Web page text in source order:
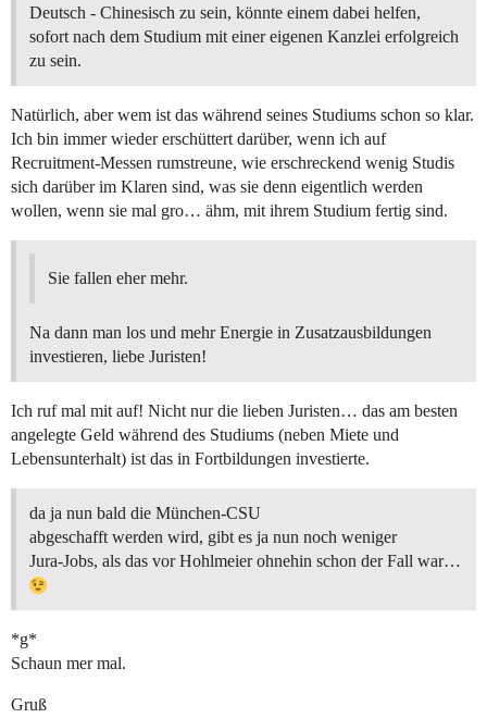
Deutsch - Chinesisch zu sein, könnte einem dabei helfen,
sofort nach dem Studium mit einer eigenen Kanzlei erfolgreich
zu sein.
Natürlich, aber wem ist das während seines Studiums schon so klar.
Ich bin immer wieder erschüttert darüber, wenn ich auf
Recruitment-Messen rumstreune, wie erschreckend wenig Studis
sich darüber im Klaren sind, was sie denn eigentlich werden
wollen, wenn sie mal gro… ähm, mit ihrem Studium fertig sind.
Sie fallen eher mehr.
Na dann man los und mehr Energie in Zusatzausbildungen
investieren, liebe Juristen!
Ich ruf mal mit auf! Nicht nur die lieben Juristen… das am besten
angelegte Geld während des Studiums (neben Miete und
Lebensunterhalt) ist das in Fortbildungen investierte.
da ja nun bald die München-CSU
abgeschafft werden wird, gibt es ja nun noch weniger
Jura-Jobs, als das vor Hohlmeier ohnehin schon der Fall war…
*g*
Schaun mer mal.
Gruß